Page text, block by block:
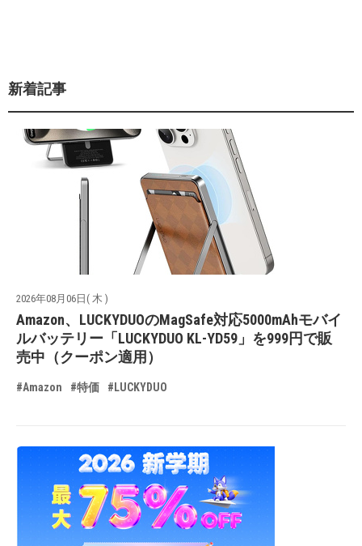
新着記事
2026年08月06日( 木 )
Amazon、LUCKYDUOのMagSafe対応5000mAhモバイ
ルバッテリー「LUCKYDUO KL-YD59」を999円で販
売中（クーポン適用）
#Amazon #特価 #LUCKYDUO